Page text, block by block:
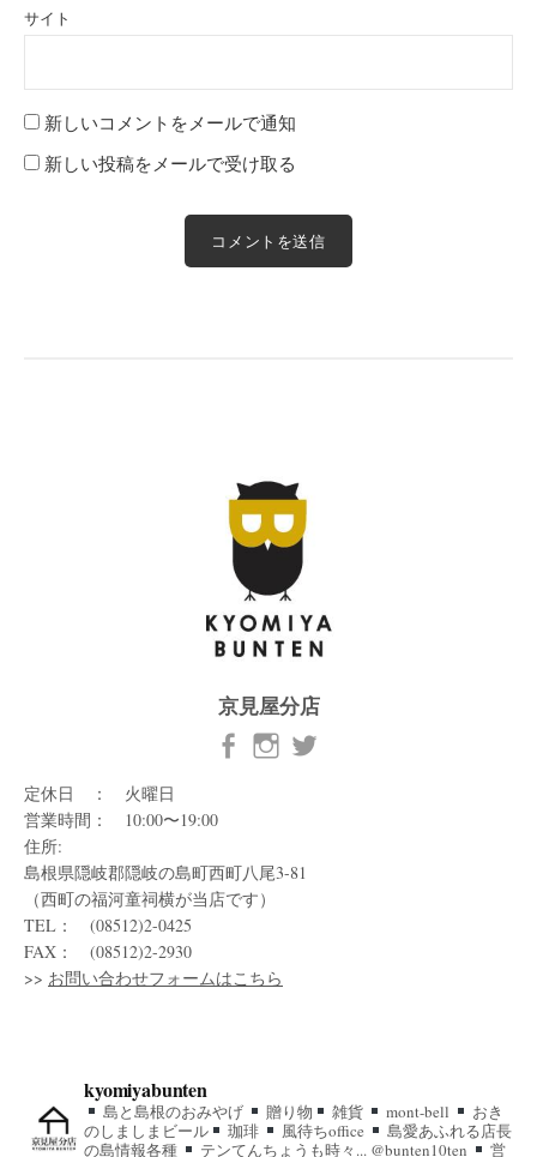
サイト
新しいコメントをメールで通知
新しい投稿をメールで受け取る
京見屋分店
定休日 ： 火曜日
営業時間： 10:00〜19:00
住所:
島根県隠岐郡隠岐の島町西町八尾3-81
（西町の福河童祠横が当店です）
TEL： (08512)2-0425
FAX： (08512)2-2930
>> お問い合わせフォームはこちら
kyomiyabunten
島と島根のおみやげ 贈り物 雑貨 mont-bell
おき
のしましまビール
珈琲 風待ちoffice
島愛あふれる店長
の島情報各種
テンてんちょうも時々... @bunten10ten
営